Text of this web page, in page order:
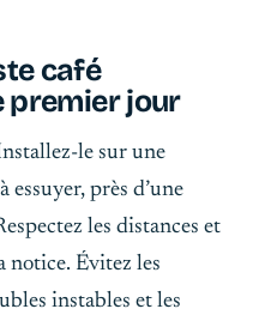
café
premier jour
le sur une
essuyer, près d’une
les distances et
notice. Évitez les
instables et les